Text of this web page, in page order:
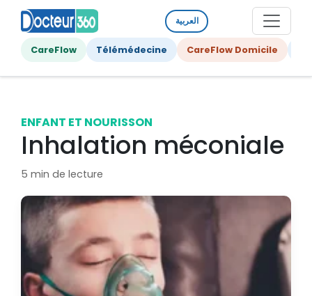
العربية
CareFlow Télémédecine CareFlow Domicile
ENFANT ET NOURISSON
Inhalation méconiale
5 min de lecture